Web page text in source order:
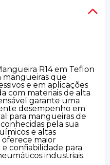
R14 em Teflon
mangueiras que
e em aplicações
com materiais de alta
garante uma
desempenho em
para mangueiras de
pela sua
e altas
oferece maior
confiabilidade para
industriais.